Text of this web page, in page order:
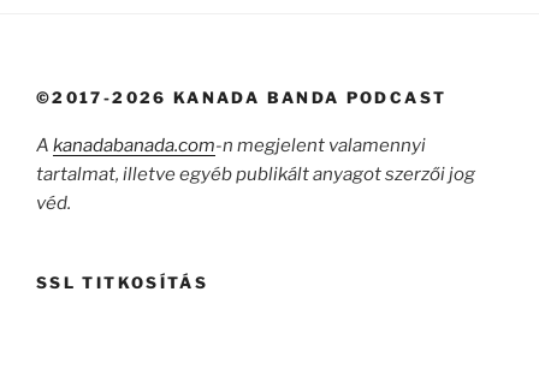
©2017-2026 KANADA BANDA PODCAST
A kanadabanada.com-n megjelent valamennyi
tartalmat, illetve egyéb publikált anyagot szerzői jog
véd.
SSL TITKOSÍTÁS